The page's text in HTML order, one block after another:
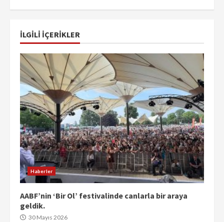
İLGILI IÇERIKLER
Haberler
AABF’nin ‘Bir Ol’ festivalinde canlarla bir araya
geldik.
30 Mayıs 2026